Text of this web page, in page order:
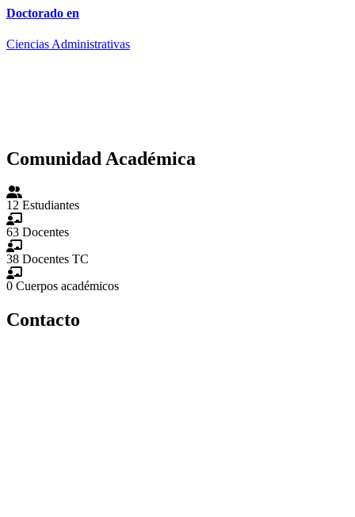
Doctorado en
Ciencias Administrativas
Comunidad Académica
12 Estudiantes
63 Docentes
38 Docentes TC
0 Cuerpos académicos
Contacto